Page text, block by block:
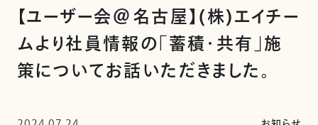
【ユーザー会＠名古屋】(株)エイチー
ムより社員情報の「蓄積・共有」施
策についてお話いただきました。